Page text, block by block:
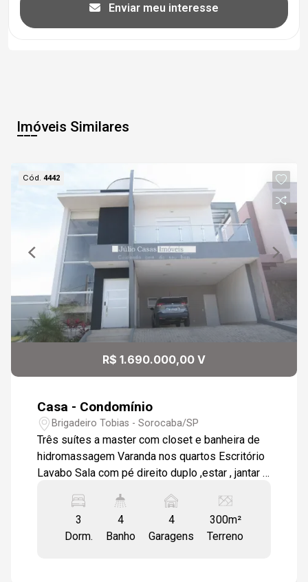
Enviar meu interesse
Imóveis Similares
Cód.4442
R$ 1.690.000,00 V
Casa - Condomínio
Brigadeiro Tobias - Sorocaba/SP
Três suítes a master com closet e banheira de
hidromassagem Varanda nos quartos Escritório
Lavabo Sala com pé direito duplo ,estar , jantar e
dispensa e lavanderia ampla Quartinho de
despejo Piscina Banheiro completo na área da
piscina Espaço gourmet integrado com a sala de
3
Dorm.
4
Banho
4
Garagens
300m²
Terreno